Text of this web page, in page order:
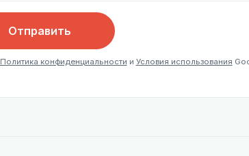
Отправить
Политика конфиденциальности и Условия использования